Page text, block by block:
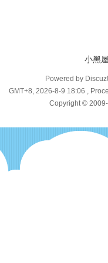
小黑
Powered by
GMT+8, 2026-8-9 18:06 ,
Copyright ©